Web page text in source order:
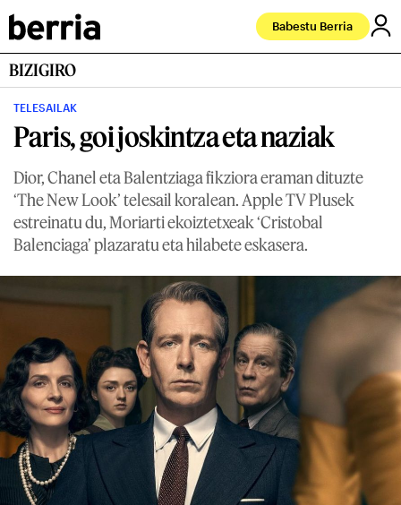
Babestu Berria
BIZIGIRO
TELESAILAK
Paris, goi joskintza eta naziak
Dior, Chanel eta Balentziaga fikziora eraman dituzte
‘The New Look’ telesail koralean. Apple TV Plusek
estreinatu du, Moriarti ekoiztetxeak ‘Cristobal
Balenciaga’ plazaratu eta hilabete eskasera.